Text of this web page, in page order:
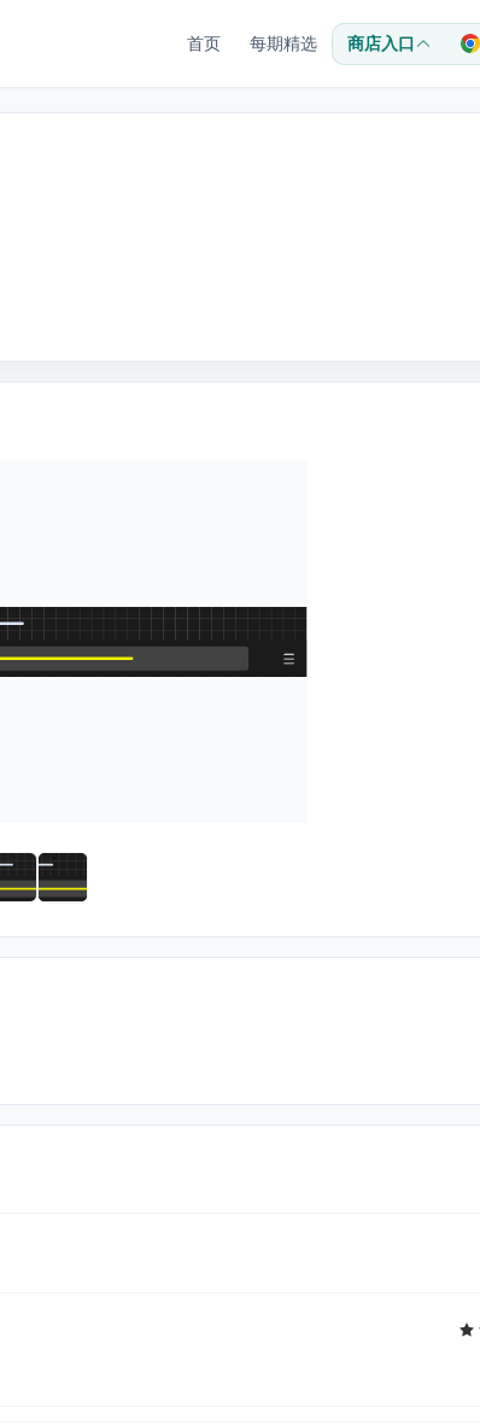
首页 每期精选 商店入口